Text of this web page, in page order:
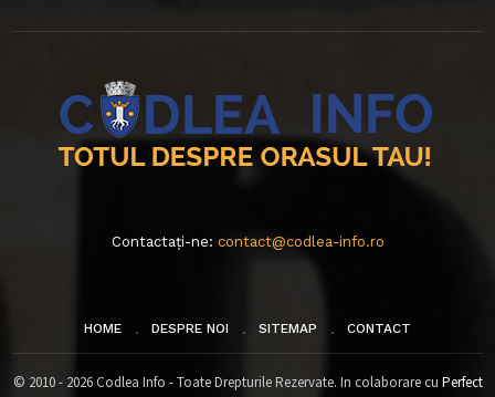
Contactați-ne: contact@codlea-info.ro
HOME DESPRE NOI SITEMAP CONTACT
© 2010 - 2026 Codlea Info - Toate Drepturile Rezervate. In colaborare cu Perfect